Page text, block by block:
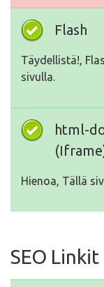
Flash
Täydellistä!,
sivulla.
html-
Hienoa, Tällä
SEO Linkit